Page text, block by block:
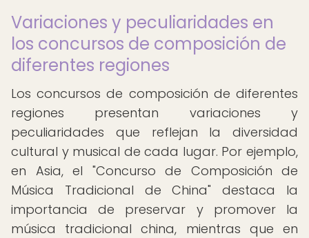
Variaciones y peculiaridades en
los concursos de composición de
diferentes regiones
Los concursos de composición de diferentes
regiones presentan variaciones y
peculiaridades que reflejan la diversidad
cultural y musical de cada lugar. Por ejemplo,
en Asia, el "Concurso de Composición de
Música Tradicional de China" destaca la
importancia de preservar y promover la
música tradicional china, mientras que en